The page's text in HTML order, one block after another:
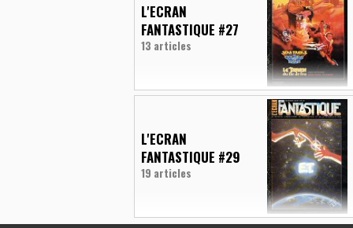
L'ECRAN
FANTASTIQUE #27
13 articles
L'ECRAN
FANTASTIQUE #29
19 articles